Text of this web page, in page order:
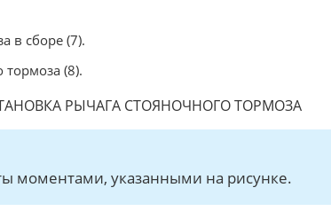
в сборе (7).
(8).
РЫЧАГА СТОЯНОЧНОГО ТОРМОЗА
моментами, указанными на рисунке.